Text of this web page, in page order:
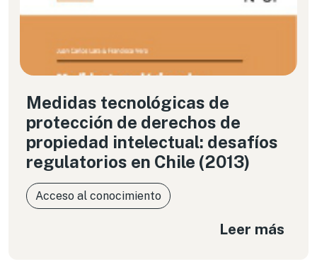
Medidas tecnológicas de
protección de derechos de
propiedad intelectual: desafíos
regulatorios en Chile (2013)
Acceso al conocimiento
Leer más